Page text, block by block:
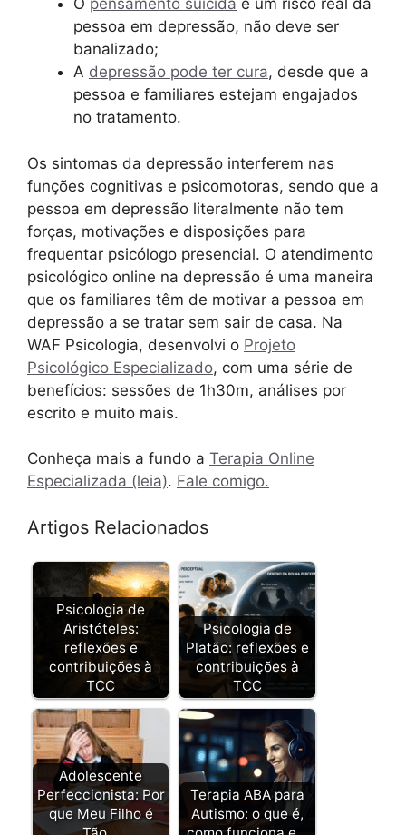
O pensamento suicida é um risco real da
pessoa em depressão, não deve ser
banalizado;
A depressão pode ter cura, desde que a
pessoa e familiares estejam engajados
no tratamento.
Os sintomas da depressão interferem nas
funções cognitivas e psicomotoras, sendo que a
pessoa em depressão literalmente não tem
forças, motivações e disposições para
frequentar psicólogo presencial. O atendimento
psicológico online na depressão é uma maneira
que os familiares têm de motivar a pessoa em
depressão a se tratar sem sair de casa. Na
WAF Psicologia, desenvolvi o Projeto
Psicológico Especializado, com uma série de
benefícios: sessões de 1h30m, análises por
escrito e muito mais.
Conheça mais a fundo a Terapia Online
Especializada (leia). Fale comigo.
Artigos Relacionados
Psicologia de
Aristóteles:
reflexões e
contribuições à
TCC
Psicologia de
Platão: reflexões e
contribuições à
TCC
Adolescente
Perfeccionista: Por
que Meu Filho é
Terapia ABA para
Autismo: o que é,